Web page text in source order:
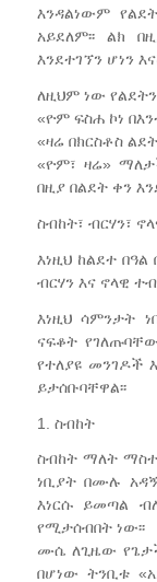
እንዳልነውም
አይደለም፡፡ ልክ
እንደተገኘን ሆነን
ለዚህም ነው የልደትን
«ዮም ፍስሐ ኮነ
«ዛሬ በክርስቶስ
«ዮም፣ ዛሬ»
በዚያ በልደት ቀን
ስብከት፣ ብርሃን፣
እነዚህ ከልደተ
ብርሃን እና ኖላዊ
እነዚህ ሳምንታት
ናፍቆት
የተለያዩ መንገዶች
ይታሰቡባቸዋል፡፡
1. ስብከት
ስብከት ማለት
ነቢያት በሙሉ
እነርሱ ይመጣል
የሚታሰብበት ነው፡፡
ሙሴ ለጊዜው
በሆነው ትንቢቱ